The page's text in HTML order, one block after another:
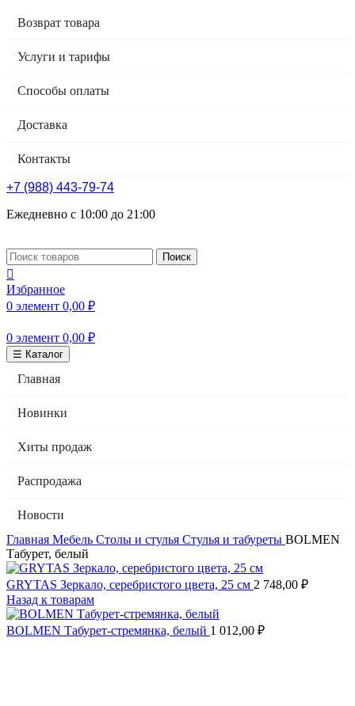
Возврат товара
Услуги и тарифы
Способы оплаты
Доставка
Контакты
+7 (988) 443-79-74
Ежедневно с 10:00 до 21:00
Поиск
Избранное
0 элемент 0,00 ₽
0 элемент 0,00 ₽
☰ Каталог
Главная
Новинки
Хиты продаж
Распродажа
Новости
Главная Мебель Столы и стулья Стулья и табуреты BOLMEN
Табурет, белый
GRYTAS Зеркало, серебристого цвета, 25 см 2 748,00 ₽
Назад к товарам
BOLMEN Табурет-стремянка, белый 1 012,00 ₽